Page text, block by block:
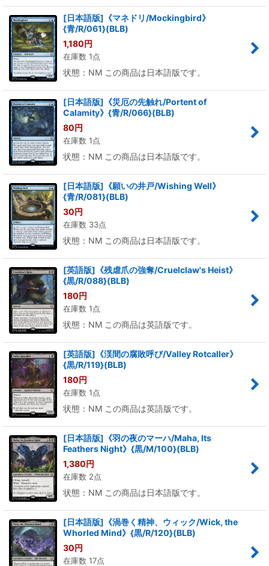
[日本語版]《マネドリ/Mockingbird》
{青/R/061}(BLB)
1,180円
在庫数 1点
状態：NM この商品は日本語版です。
[日本語版]《災厄の先触れ/Portent of
Calamity》{青/R/066}(BLB)
80円
在庫数 1点
状態：NM この商品は日本語版です。
[日本語版]《願いの井戸/Wishing Well》
{青/R/081}(BLB)
30円
在庫数 33点
状態：NM この商品は日本語版です。
[英語版]《残虐爪の強奪/Cruelclaw's Heist》
{黒/R/088}(BLB)
180円
在庫数 1点
状態：NM この商品は英語版です。
[英語版]《渓間の腐敗呼び/Valley Rotcaller》
{黒/R/119}(BLB)
180円
在庫数 1点
状態：NM この商品は英語版です。
[日本語版]《羽の夜のマーハ/Maha, Its
Feathers Night》{黒/M/100}(BLB)
1,380円
在庫数 2点
状態：NM この商品は日本語版です。
[日本語版]《渦巻く精神、ウィック/Wick, the
Whorled Mind》{黒/R/120}(BLB)
30円
在庫数 17点